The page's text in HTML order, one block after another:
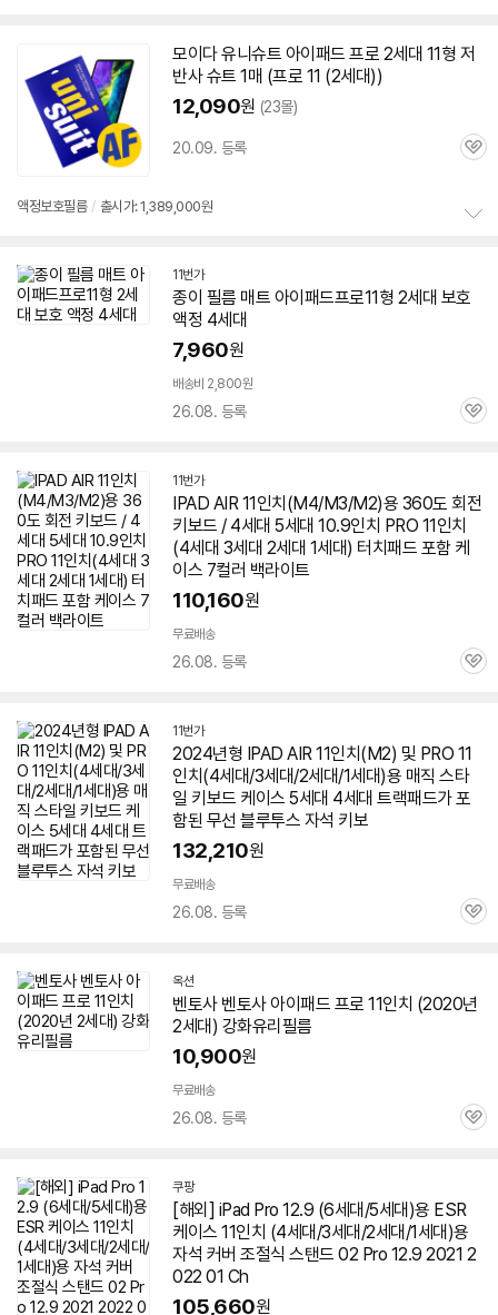
치
모이다 유니슈트 아이패드 프로 2세대 11형 저
반사 슈트 1매 (프로 11 (2세대))
12,090원 (23몰)
20.09. 등록
관
액정보호필름 / 출시가: 1,389,000원
11번가
종이 필름 매트 아이패드프로11형 2세대 보호
액정 4세대
7,960원
배송비 2,800원
26.08. 등록
관
11번가
IPAD AIR 11인치(M4/M3/M2)용 360도 회전
키보드 / 4세대 5세대 10.9인치 PRO 11인치
(4세대 3세대 2세대 1세대) 터치패드 포함 케
이스 7컬러 백라이트
110,160원
무료배송
26.08. 등록
관
11번가
2024년형 IPAD AIR 11인치(M2) 및 PRO 11
인치(4세대/3세대/2세대/1세대)용 매직 스타
일 키보드 케이스 5세대 4세대 트랙패드가 포
함된 무선 블루투스 자석 키보
132,210원
무료배송
26.08. 등록
관
옥션
벤토사 벤토사아이패드 프로 11인치 (2020년
2세대) 강화유리필름
10,900원
무료배송
26.08. 등록
관
쿠팡
[해외] iPad Pro 12.9 (6세대/5세대)용 ESR
케이스 11인치 (4세대/3세대/2세대/1세대)용
자석 커버 조절식 스탠드 02 Pro 12.9 2021 2
022 01 Ch
105,660원